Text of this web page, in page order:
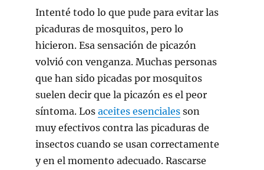
Intenté todo lo que pude para evitar las
picaduras de mosquitos, pero lo
hicieron. Esa sensación de picazón
volvió con venganza. Muchas personas
que han sido picadas por mosquitos
suelen decir que la picazón es el peor
síntoma. Los aceites esenciales son
muy efectivos contra las picaduras de
insectos cuando se usan correctamente
y en el momento adecuado. Rascarse